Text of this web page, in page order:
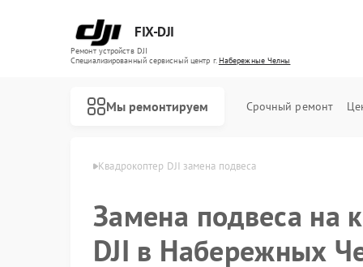
FIX-DJI
Ремонт устройств DJI
Специализированный cервисный центр г.Набережные Челны
Мы ремонтируем Срочный ремонт
Челнах Квадрокоптер DJI замена подвеса
Замена подвеса на
DJI в Набережных